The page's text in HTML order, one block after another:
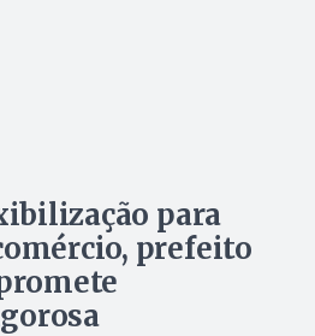
para
prefeito